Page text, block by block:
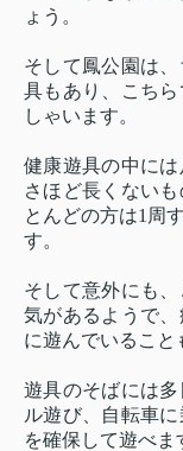
ょう。
そして鳳公園は
具もあり、こち
しゃいます。
健康遊具の中に
さほど長くない
とんどの方は1周
す。
そして意外にも
気があるようで
に遊んでいること
遊具のそばには
ル遊び、自転車
を確保して遊べま